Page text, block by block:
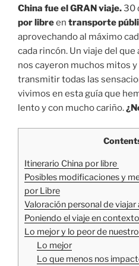
China fue el GRAN viaje.30
por libreen transporte
aprovechando al máximo
cada rincón. Un viaje del
nos cayeron muchos mitos
transmitir todas las
vivimos en esta guía que
lento y con mucho cariño.
Itinerario China por libre
Posibles modificaciones y
por Libre
Valoración personal de viajar
Poniendo el viaje en contexto
Lo mejor y lo peor de
Lo mejor
Lo que menos nos